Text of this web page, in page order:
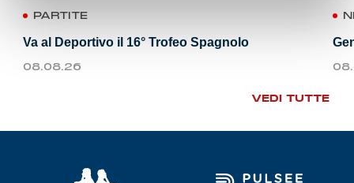
PARTITE
Va al Deportivo il 16° Trofeo Spagnolo
08.08.26
VEDI TUTTE